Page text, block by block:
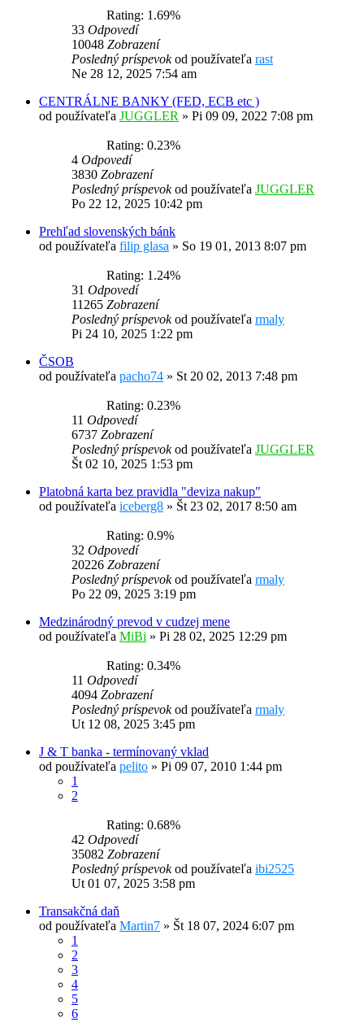
Rating: 1.69%
33 Odpovedí
10048 Zobrazení
Posledný príspevokod používateľa rast
Ne 28 12, 2025 7:54 am
CENTRÁLNE BANKY (FED, ECB etc )
od používateľa JUGGLER » Pi 09 09, 2022 7:08 pm
Rating: 0.23%
4 Odpovedí
3830 Zobrazení
Posledný príspevokod používateľa JUGGLER
Po 22 12, 2025 10:42 pm
Prehľad slovenských bánk
od používateľa filip glasa » So 19 01, 2013 8:07 pm
Rating: 1.24%
31 Odpovedí
11265 Zobrazení
Posledný príspevokod používateľa rmaly
Pi 24 10, 2025 1:22 pm
ČSOB
od používateľa pacho74 » St 20 02, 2013 7:48 pm
Rating: 0.23%
11 Odpovedí
6737 Zobrazení
Posledný príspevokod používateľa JUGGLER
Št 02 10, 2025 1:53 pm
Platobná karta bez pravidla "deviza nakup"
od používateľa iceberg8 » Št 23 02, 2017 8:50 am
Rating: 0.9%
32 Odpovedí
20226 Zobrazení
Posledný príspevokod používateľa rmaly
Po 22 09, 2025 3:19 pm
Medzinárodný prevod v cudzej mene
od používateľa MiBi » Pi 28 02, 2025 12:29 pm
Rating: 0.34%
11 Odpovedí
4094 Zobrazení
Posledný príspevokod používateľa rmaly
Ut 12 08, 2025 3:45 pm
J & T banka - termínovaný vklad
od používateľa pelito » Pi 09 07, 2010 1:44 pm
1
2
Rating: 0.68%
42 Odpovedí
35082 Zobrazení
Posledný príspevokod používateľa ibi2525
Ut 01 07, 2025 3:58 pm
Transakčná daň
od používateľa Martin7 » Št 18 07, 2024 6:07 pm
1
2
3
4
5
6